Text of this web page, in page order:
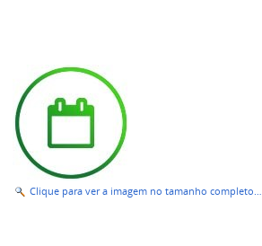
Clique para ver a imagem no tamanho completo…